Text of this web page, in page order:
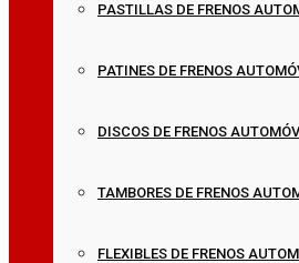
PASTILLAS DE FRENOS
PATINES DE FRENOS
DISCOS DE FRENOS
TAMBORES DE FRENOS
FLEXIBLES DE FRENOS